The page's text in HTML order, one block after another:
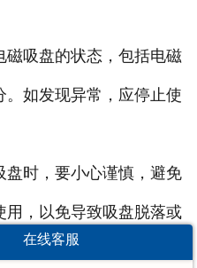
吸盘的状态，包括电磁
如发现异常，应停止使
时，要小心谨慎，避免
用，以免导致吸盘脱落或
在线客服